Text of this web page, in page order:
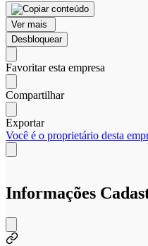
Ver mais
Desbloquear
Favoritar esta empresa
Compartilhar
Exportar
Você é o proprietário desta
Informações